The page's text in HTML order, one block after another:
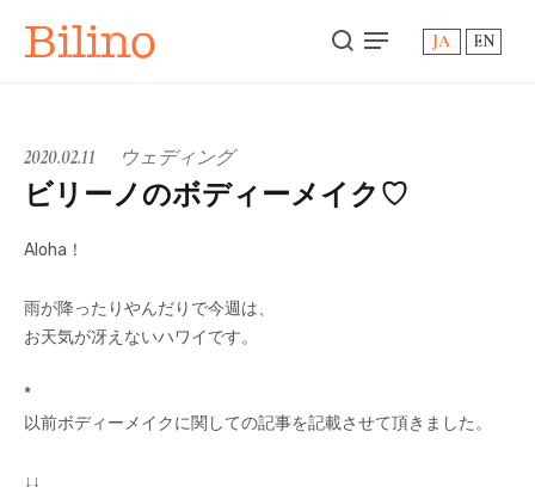
Bilino EN
JA
2020.02.11 ウェディング
ビリーノのボディーメイク♡
Aloha！
雨が降ったりやんだりで今週は、
お天気が冴えないハワイです。
*
以前ボディーメイクに関しての記事を記載させて頂きました。
↓↓